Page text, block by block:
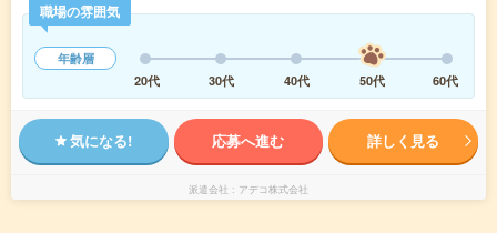
職場の雰囲気
年齢層
20代
30代 40代 50代 60代
気になる! 応募へ進む 詳しく見る
派遣会社 アデコ株式会社